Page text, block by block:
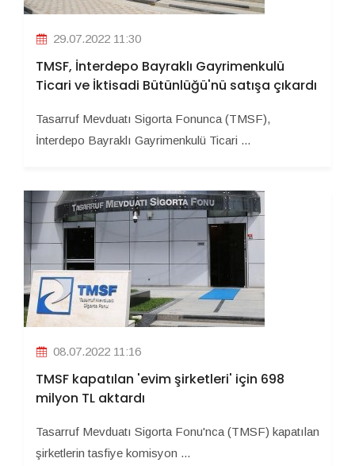
29.07.2022 11:30
TMSF, İnterdepo Bayraklı Gayrimenkulü
Ticari ve İktisadi Bütünlüğü'nü satışa çıkardı
Tasarruf Mevduatı Sigorta Fonunca (TMSF),
İnterdepo Bayraklı Gayrimenkulü Ticari ...
08.07.2022 11:16
TMSF kapatılan 'evim şirketleri' için 698
milyon TL aktardı
Tasarruf Mevduatı Sigorta Fonu'nca (TMSF) kapatılan
şirketlerin tasfiye komisyon ...